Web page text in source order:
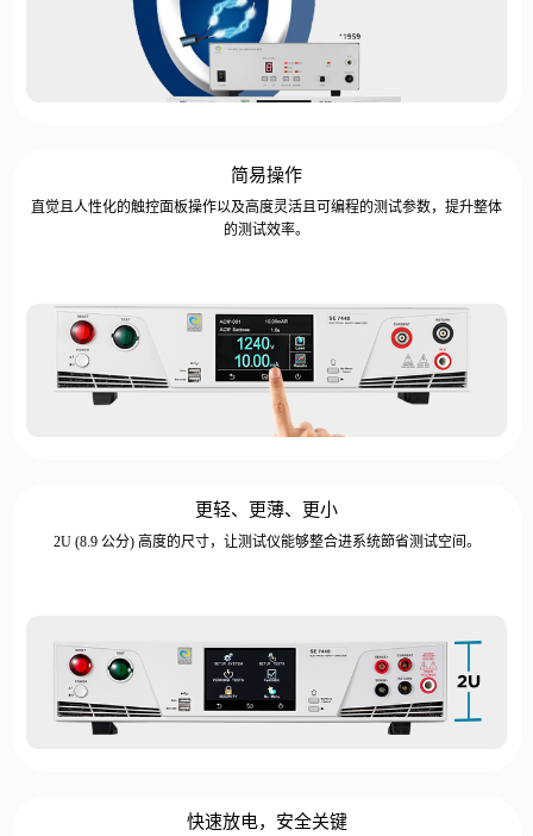
简易操作
直觉且人性化的触控面板操作以及高度灵活且可编程的测试参数，提升整体
的测试效率。
更轻、更薄、更小
2U (8.9 公分) 高度的尺寸，让测试仪能够整合进系统節省测试空间。
快速放电，安全关键